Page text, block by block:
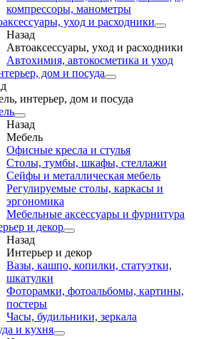
компрессоры, манометры
уход и расходники
Назад
Автоаксессуары, уход и расходники
Автохимия, автокосметика и уход
дом и посуда
интерьер, дом и посуда
Назад
Мебель
Офисные кресла и стулья
Столы, тумбы, шкафы, стеллажи
Сейфы и металлическая мебель
Регулируемые столы, каркасы и
эргономика
Мебельные аксессуары и фурнитура
и декор
Назад
Интерьер и декор
Вазы, кашпо, копилки, статуэтки,
шкатулки
Фоторамки, фотоальбомы, картины,
постеры
Часы, будильники, зеркала
и кухня